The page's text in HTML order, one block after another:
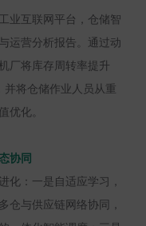
业互联网平台，仓储智
运营分析报告。通过动
厂将库存周转率提升
并将仓储作业人员从重
化。
协同
化：一是自适应学习，
仓与供应链网络协同，